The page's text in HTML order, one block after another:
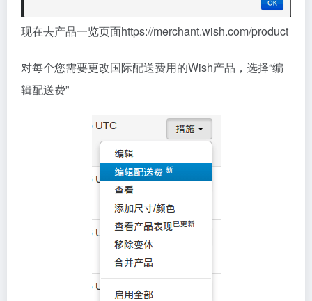
现在去产品一览页面https://merchant.wish.com/product
对每个您需要更改国际配送费用的Wish产品，选择“编
辑配送费”